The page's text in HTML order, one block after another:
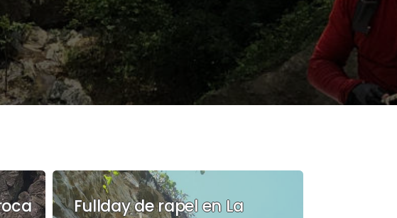
Fullday de rapel en La